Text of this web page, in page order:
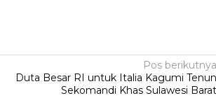
Pos berikutnya
Duta Besar RI untuk Italia Kagumi Tenun
Sekomandi Khas Sulawesi Barat